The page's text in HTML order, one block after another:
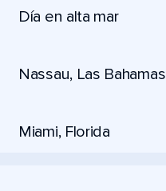
Día en alta mar
Nassau, Las Bahamas
Miami, Florida